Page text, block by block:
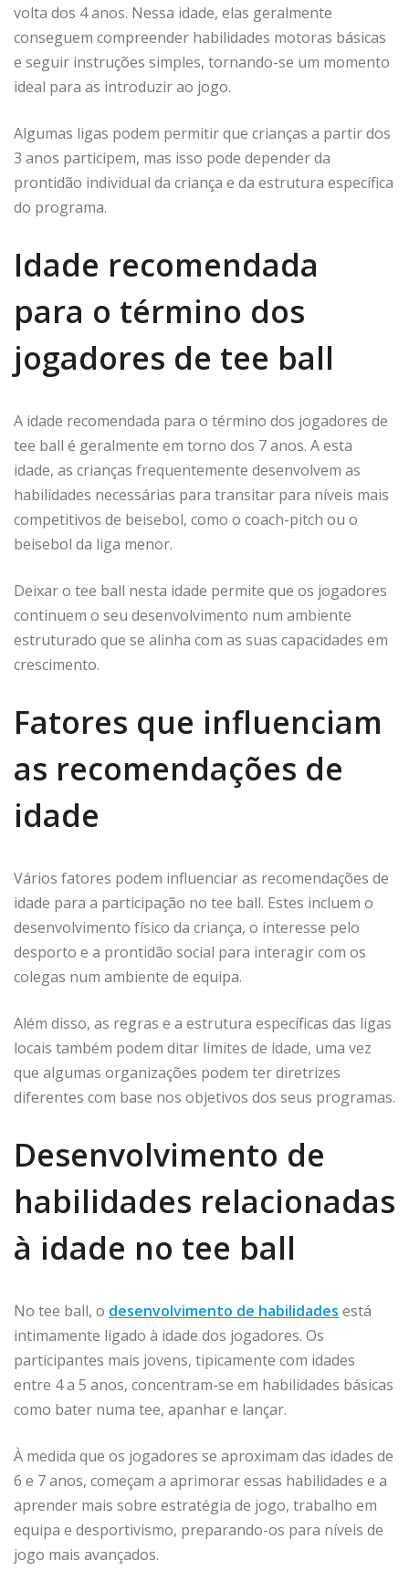
volta dos 4 anos. Nessa idade, elas geralmente
conseguem compreender habilidades motoras básicas
e seguir instruções simples, tornando-se um momento
ideal para as introduzir ao jogo.
Algumas ligas podem permitir que crianças a partir dos
3 anos participem, mas isso pode depender da
prontidão individual da criança e da estrutura específica
do programa.
Idade recomendada
para o término dos
jogadores de tee ball
A idade recomendada para o término dos jogadores de
tee ball é geralmente em torno dos 7 anos. A esta
idade, as crianças frequentemente desenvolvem as
habilidades necessárias para transitar para níveis mais
competitivos de beisebol, como o coach-pitch ou o
beisebol da liga menor.
Deixar o tee ball nesta idade permite que os jogadores
continuem o seu desenvolvimento num ambiente
estruturado que se alinha com as suas capacidades em
crescimento.
Fatores que influenciam
as recomendações de
idade
Vários fatores podem influenciar as recomendações de
idade para a participação no tee ball. Estes incluem o
desenvolvimento físico da criança, o interesse pelo
desporto e a prontidão social para interagir com os
colegas num ambiente de equipa.
Além disso, as regras e a estrutura específicas das ligas
locais também podem ditar limites de idade, uma vez
que algumas organizações podem ter diretrizes
diferentes com base nos objetivos dos seus programas.
Desenvolvimento de
habilidades relacionadas
à idade no tee ball
No tee ball, o desenvolvimento de habilidades está
intimamente ligado à idade dos jogadores. Os
participantes mais jovens, tipicamente com idades
entre 4 a 5 anos, concentram-se em habilidades básicas
como bater numa tee, apanhar e lançar.
À medida que os jogadores se aproximam das idades de
6 e 7 anos, começam a aprimorar essas habilidades e a
aprender mais sobre estratégia de jogo, trabalho em
equipa e desportivismo, preparando-os para níveis de
jogo mais avançados.